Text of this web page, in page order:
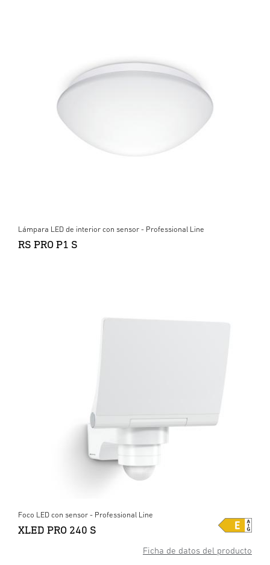
Lámpara LED de interior con sensor - Professional Line
RS PRO P1 S
Ficha de datos del producto
Foco LED con sensor - Professional Line
XLED PRO 240 S